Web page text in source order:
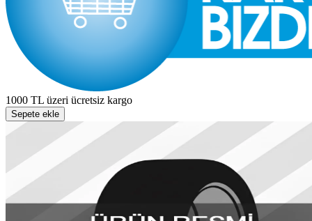
1000 TL üzeri ücretsiz kargo
Sepete ekle